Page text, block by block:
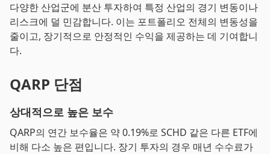
다양한 산업군에 분산 투자하여 특정 산업의 경기 변동이나
리스크에 덜 민감합니다. 이는 포트폴리오 전체의 변동성을
줄이고, 장기적으로 안정적인 수익을 제공하는 데 기여합니
다.
QARP 단점
상대적으로 높은 보수
QARP의 연간 보수율은 약 0.19%로 SCHD 같은 다른 ETF에
비해 다소 높은 편입니다. 장기 투자의 경우 매년 수수료가